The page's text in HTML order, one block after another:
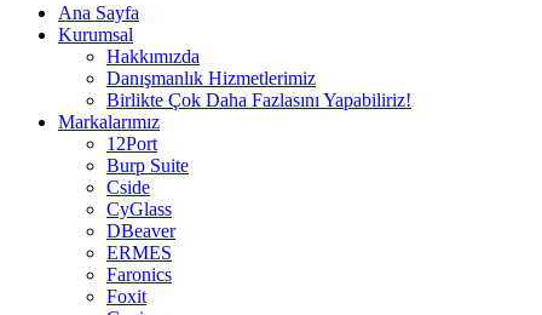
Ana Sayfa
Kurumsal
Hakkımızda
Danışmanlık Hizmetlerimiz
Birlikte Çok Daha Fazlasını Yapabiliriz!
Markalarımız
12Port
Burp Suite
Cside
CyGlass
DBeaver
ERMES
Faronics
Foxit